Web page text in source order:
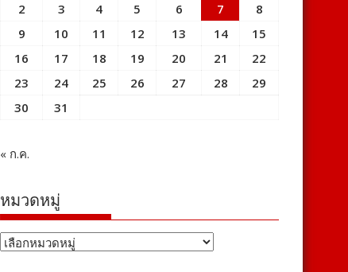
2
3 4 5 6 7
8
9
10 11 12 13 14
15
16
17 18 19 20 21
22
23
24 25 26 27 28
29
30
31
« ก.ค.
หมวดหมู่
หมวด